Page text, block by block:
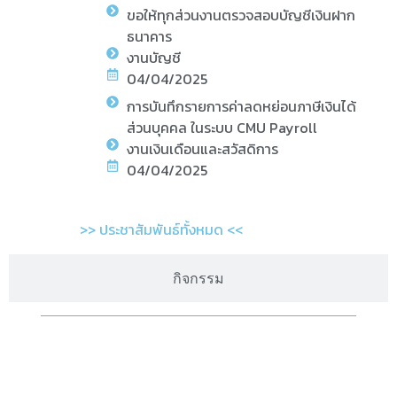
กิจกรรม
ขอให้ทุกส่วนงานตรวจสอบบัญชีเงินฝาก
ธนาคาร
งานบัญชี
04/04/2025
การบันทึกรายการค่าลดหย่อนภาษีเงินได้
ส่วนบุคคล ในระบบ CMU Payroll
งานเงินเดือนและสวัสดิการ
04/04/2025
>> ประชาสัมพันธ์ทั้งหมด <<